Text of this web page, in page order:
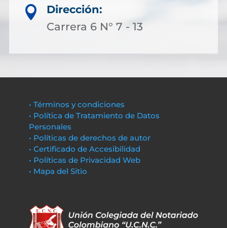

Dirección:
Carrera 6 N° 7 - 13
• Términos y condiciones
• Política de Tratamiento de Datos
Personales
• Políticas de derechos de autor
• Certificado de Accesibilidad
• Políticas de Privacidad Web
• Mapa del Sitio